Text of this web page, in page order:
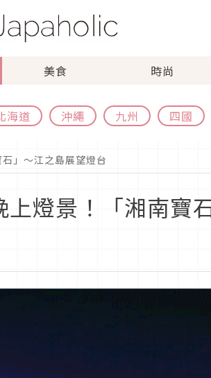
美食 時尚
海道 沖繩 九州 四國
」〜江之島展望燈台
上燈景！「湘南寶